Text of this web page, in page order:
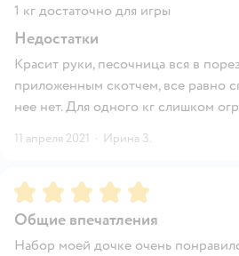
1 кг достаточно для игры
Недостатки
Красит руки, песочница вся в
приложенным скотчем, все равно
нее нет. Для одного кг слишком
11 апреля 2021 · Ирина З.
Рейтинг:5
Общие впечатления
Набор моей дочке очень